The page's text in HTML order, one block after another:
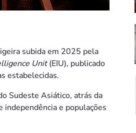
subida em 2025 pela
Unit(EIU), publicado
estabelecidas.
Sudeste Asiático, atrás da
independência e populações